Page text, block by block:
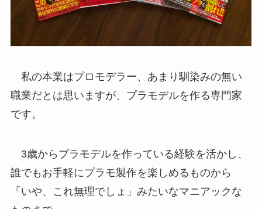
私の本業はプロモデラー、あまり馴染みの無い
職業だとは思いますが、プラモデルを作る専門家
です。
3歳からプラモデルを作っている経験を活かし、
誰でもお手軽にプラモ製作を楽しめるものから
「いや、これ無理でしょ」みたいなマニアックな